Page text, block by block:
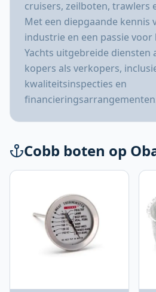
cruisers, zeilboten, trawlers
Met een diepgaande kennis
industrie en een passie
Yachts uitgebreide diensten
kopers als verkopers,
kwaliteitsinspecties en
Cobb boten op